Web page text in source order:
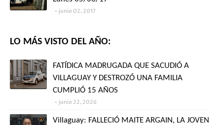
junio 02, 2017
LO MÁS VISTO DEL AÑO:
FATÍDICA MADRUGADA QUE SACUDIÓ A
VILLAGUAY Y DESTROZÓ UNA FAMILIA
CUMPLIÓ 15 AÑOS
junio 22, 2026
Villaguay: FALLECIÓ MAITE ARGAIN, LA JOVEN